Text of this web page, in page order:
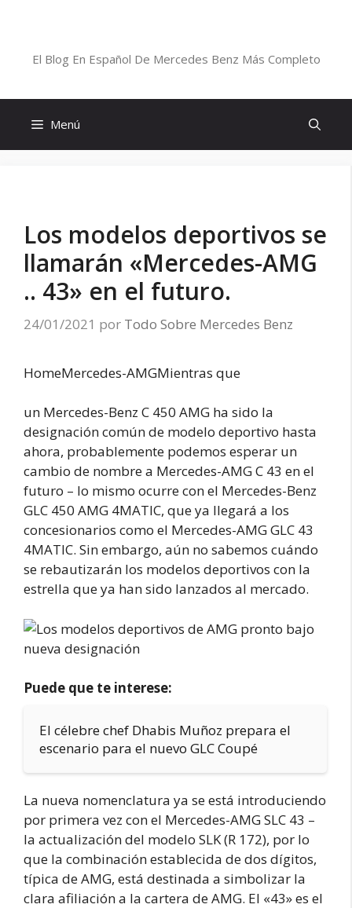
El Blog En Español De Mercedes Benz Más Completo
Menú
Los modelos deportivos se
llamarán «Mercedes-AMG
.. 43» en el futuro.
24/01/2021 por Todo Sobre Mercedes Benz
HomeMercedes-AMGMientras que
un Mercedes-Benz C 450 AMG ha sido la
designación común de modelo deportivo hasta
ahora, probablemente podemos esperar un
cambio de nombre a Mercedes-AMG C 43 en el
futuro – lo mismo ocurre con el Mercedes-Benz
GLC 450 AMG 4MATIC, que ya llegará a los
concesionarios como el Mercedes-AMG GLC 43
4MATIC. Sin embargo, aún no sabemos cuándo
se rebautizarán los modelos deportivos con la
estrella que ya han sido lanzados al mercado.
Puede que te interese:
El célebre chef Dhabis Muñoz prepara el
escenario para el nuevo GLC Coupé
La nueva nomenclatura ya se está introduciendo
por primera vez con el Mercedes-AMG SLC 43 –
la actualización del modelo SLK (R 172), por lo
que la combinación establecida de dos dígitos,
típica de AMG, está destinada a simbolizar la
clara afiliación a la cartera de AMG. El «43» es el